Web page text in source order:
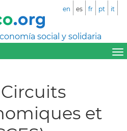
social y solidaria
en es fr pt it
et